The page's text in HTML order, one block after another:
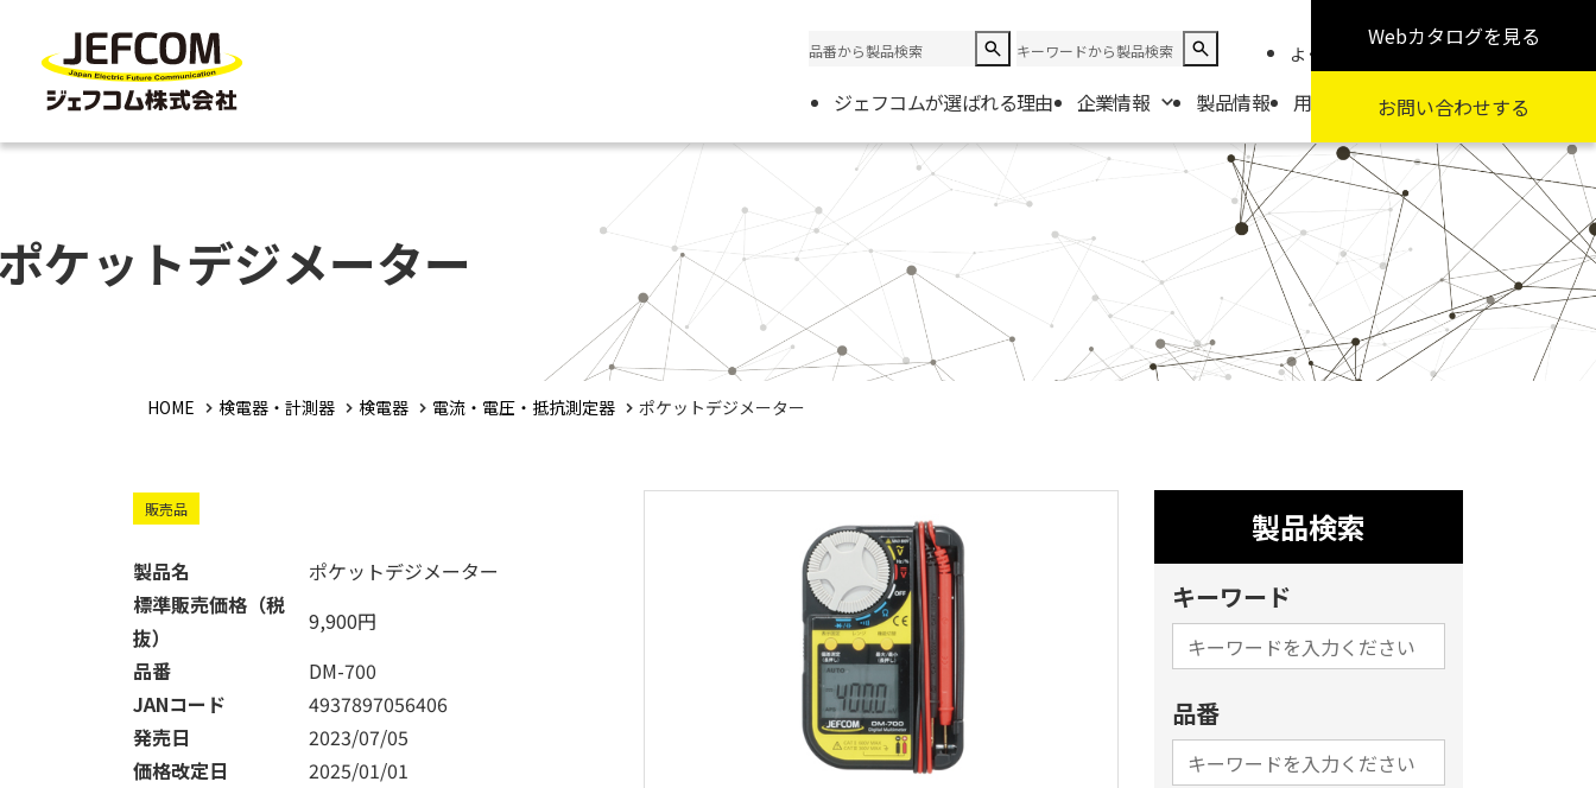
よくある質問 お知らせ 採用情報
ジェフコムが選ばれる理由 企業情報
企業情報
会社概要
電材取扱商社一覧
製品情報 用途から探す カテゴリから探す
Webカタログを見る
お問い合わせする
ケットデジメーター
HOME 検電器・計測器 検電器 電流・電圧・抵抗測定器 ポケットデジメーター
販売品
製品名
ポケットデジメーター
標準販売価格（税
抜）
9,900円
品番
DM-700
JANコード
4937897056406
発売日
2023/07/05
価格改定日
2025/01/01
製品検索
キーワード
品番